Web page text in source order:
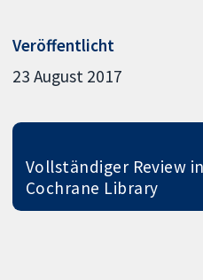
Veröffentlicht
23 August 2017
Vollständiger Review
Cochrane Library